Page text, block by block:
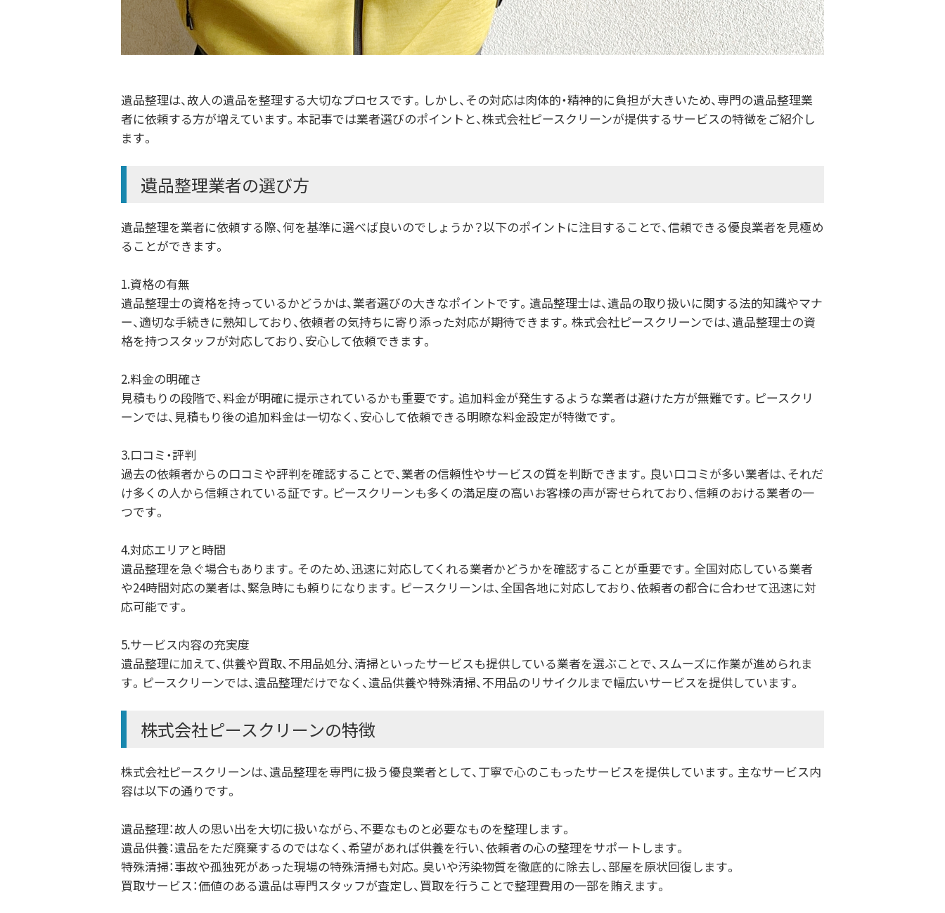
遺品整理は、故人の遺品を整理する大切なプロセスです。しかし、その対応は肉体的・精神的に負担が大きいため、専門の遺品整理業
者に依頼する方が増えています。本記事では業者選びのポイントと、株式会社ピースクリーンが提供するサービスの特徴をご紹介し
ます。
遺品整理業者の選び方
遺品整理を業者に依頼する際、何を基準に選べば良いのでしょうか？以下のポイントに注目することで、信頼できる優良業者を見極め
ることができます。
1.資格の有無
遺品整理士の資格を持っているかどうかは、業者選びの大きなポイントです。遺品整理士は、遺品の取り扱いに関する法的知識やマナ
ー、適切な手続きに熟知しており、依頼者の気持ちに寄り添った対応が期待できます。株式会社ピースクリーンでは、遺品整理士の資
格を持つスタッフが対応しており、安心して依頼できます。
2.料金の明確さ
見積もりの段階で、料金が明確に提示されているかも重要です。追加料金が発生するような業者は避けた方が無難です。ピースクリ
ーンでは、見積もり後の追加料金は一切なく、安心して依頼できる明瞭な料金設定が特徴です。
3.口コミ・評判
過去の依頼者からの口コミや評判を確認することで、業者の信頼性やサービスの質を判断できます。良い口コミが多い業者は、それだ
け多くの人から信頼されている証です。ピースクリーンも多くの満足度の高いお客様の声が寄せられており、信頼のおける業者の一
つです。
4.対応エリアと時間
遺品整理を急ぐ場合もあります。そのため、迅速に対応してくれる業者かどうかを確認することが重要です。全国対応している業者
や24時間対応の業者は、緊急時にも頼りになります。ピースクリーンは、全国各地に対応しており、依頼者の都合に合わせて迅速に対
応可能です。
5.サービス内容の充実度
遺品整理に加えて、供養や買取、不用品処分、清掃といったサービスも提供している業者を選ぶことで、スムーズに作業が進められま
す。ピースクリーンでは、遺品整理だけでなく、遺品供養や特殊清掃、不用品のリサイクルまで幅広いサービスを提供しています。
株式会社ピースクリーンの特徴
株式会社ピースクリーンは、遺品整理を専門に扱う優良業者として、丁寧で心のこもったサービスを提供しています。主なサービス内
容は以下の通りです。
遺品整理：故人の思い出を大切に扱いながら、不要なものと必要なものを整理します。
遺品供養：遺品をただ廃棄するのではなく、希望があれば供養を行い、依頼者の心の整理をサポートします。
特殊清掃：事故や孤独死があった現場の特殊清掃も対応。臭いや汚染物質を徹底的に除去し、部屋を原状回復します。
買取サービス：価値のある遺品は専門スタッフが査定し、買取を行うことで整理費用の一部を賄えます。